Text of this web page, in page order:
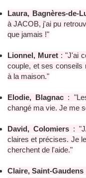
Laura, Bagnères-de-
à JACOB, j'ai pu
que jamais !"
Lionnel, Muret : "J'ai
couple, et ses conseils
à la maison."
Elodie, Blagnac :
changé ma vie. Je me
David, Colomiers:
claires et précises. Je
cherchent de l'aide."
Claire, Saint-Gaudens